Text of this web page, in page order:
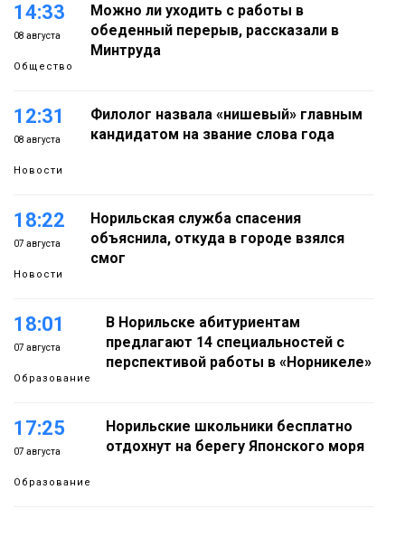
14:33
08 августа
Общество
Можно ли уходить с работы в
обеденный перерыв, рассказали в
Минтруда
12:31
08 августа
Новости
Филолог назвала «нишевый» главным
кандидатом на звание слова года
18:22
07 августа
Новости
Норильская служба спасения
объяснила, откуда в городе взялся
смог
18:01
07 августа
Образование
В Норильске абитуриентам
предлагают 14 специальностей с
перспективой работы в «Норникеле»
17:25
07 августа
Образование
Норильские школьники бесплатно
отдохнут на берегу Японского моря